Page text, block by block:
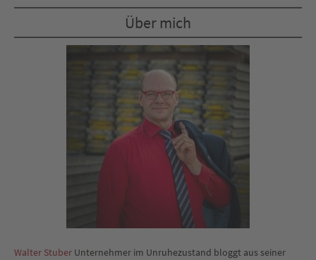
Über mich
Walter Stuber Unternehmer im Unruhezustand bloggt aus seiner